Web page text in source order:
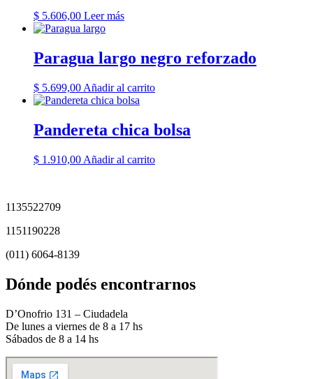
$ 5.606,00 Leer más
Paragua largo negro reforzado
$ 5.699,00 Añadir al carrito
Pandereta chica bolsa
$ 1.910,00 Añadir al carrito
1135522709
1151190228
(011) 6064-8139
Dónde podés encontrarnos
D’Onofrio 131 – Ciudadela
De lunes a viernes de 8 a 17 hs
Sábados de 8 a 14 hs